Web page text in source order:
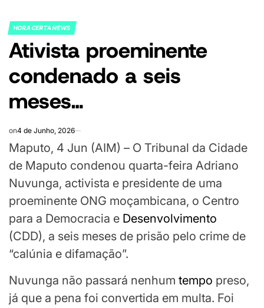
POSTED
IN
HORA CERTA NEWS
Ativista proeminente
condenado a seis
meses…
on4 de Junho, 2026
Maputo, 4 Jun (AIM) – O Tribunal da Cidade
de Maputo condenou quarta-feira Adriano
Nuvunga, activista e presidente de uma
proeminente ONG moçambicana, o Centro
para a Democracia e Desenvolvimento
(CDD), a seis meses de prisão pelo crime de
“calúnia e difamação”.
Nuvunga não passará nenhum tempo preso,
já que a pena foi convertida em multa. Foi